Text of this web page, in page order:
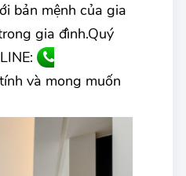
bản mệnh của gia
gia đình.Quý
và mong muốn